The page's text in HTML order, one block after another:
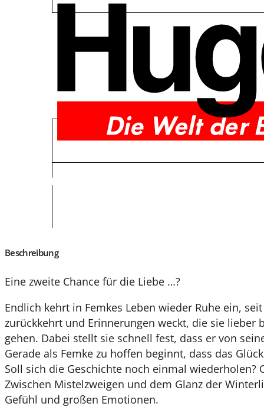
Beschreibung
Eine zweite Chance für die Liebe …?
Endlich kehrt in Femkes Leben wieder Ruhe ein,
zurückkehrt und Erinnerungen weckt, die sie lieber
gehen. Dabei stellt sie schnell fest, dass er von
Gerade als Femke zu hoffen beginnt, dass das
Soll sich die Geschichte noch einmal wiederholen?
Zwischen Mistelzweigen und dem Glanz der
Gefühl und großen Emotionen.